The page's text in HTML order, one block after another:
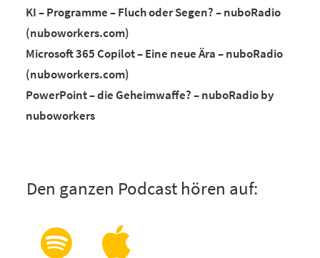
KI – Programme – Fluch oder Segen? – nuboRadio
(nuboworkers.com)
Microsoft 365 Copilot – Eine neue Ära – nuboRadio
(nuboworkers.com)
PowerPoint – die Geheimwaffe? – nuboRadio by
nuboworkers
Den ganzen Podcast hören auf: